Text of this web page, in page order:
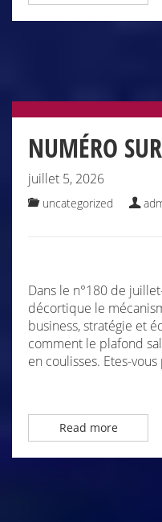
NUMÉRO
juillet 5, 2026
uncategorized
Dans le n°180 de
décortique le
business, stratégie et
comment le plafond
en coulisses. Etes-
Read more